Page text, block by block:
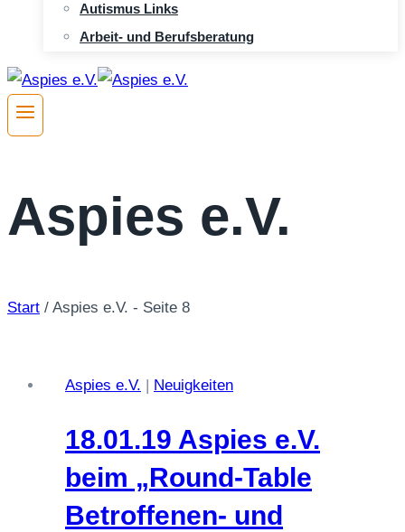
Autismus Links
Arbeit- und Berufsberatung
Aspies e.V.
Start / Aspies e.V. - Seite 8
Aspies e.V. | Neuigkeiten
18.01.19 Aspies e.V.
beim „Round-Table
Betroffenen- und